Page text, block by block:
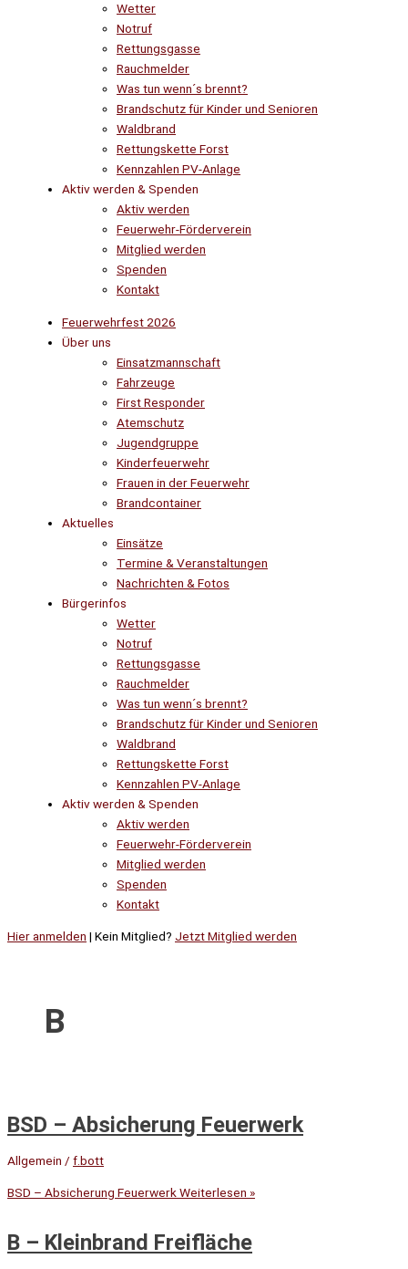
Wetter
Notruf
Rettungsgasse
Rauchmelder
Was tun wenn´s brennt?
Brandschutz für Kinder und Senioren
Waldbrand
Rettungskette Forst
Kennzahlen PV-Anlage
Aktiv werden & Spenden
Aktiv werden
Feuerwehr-Förderverein
Mitglied werden
Spenden
Kontakt
Feuerwehrfest 2026
Über uns
Einsatzmannschaft
Fahrzeuge
First Responder
Atemschutz
Jugendgruppe
Kinderfeuerwehr
Frauen in der Feuerwehr
Brandcontainer
Aktuelles
Einsätze
Termine & Veranstaltungen
Nachrichten & Fotos
Bürgerinfos
Wetter
Notruf
Rettungsgasse
Rauchmelder
Was tun wenn´s brennt?
Brandschutz für Kinder und Senioren
Waldbrand
Rettungskette Forst
Kennzahlen PV-Anlage
Aktiv werden & Spenden
Aktiv werden
Feuerwehr-Förderverein
Mitglied werden
Spenden
Kontakt
Hier anmelden | Kein Mitglied? Jetzt Mitglied werden
B
BSD – Absicherung Feuerwerk
Allgemein / f.bott
BSD – Absicherung FeuerwerkWeiterlesen »
B – Kleinbrand Freifläche